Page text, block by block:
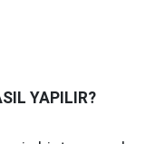
YAPILIR?